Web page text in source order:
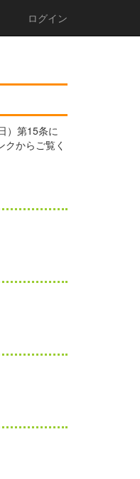
ログイン
）第15条に
からご覧く